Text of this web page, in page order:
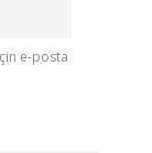
e-posta